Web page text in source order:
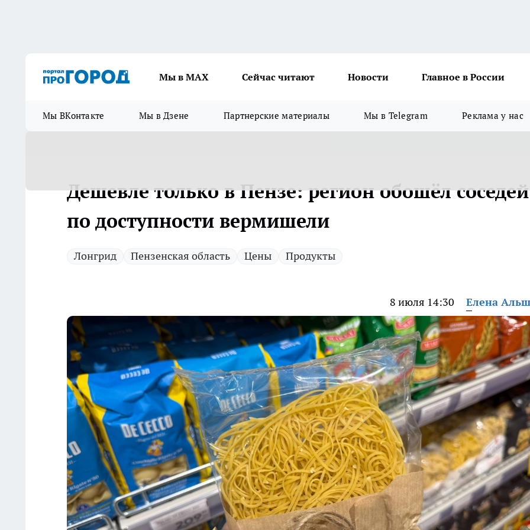
Мы в МАХ Сейчас читают Новости Главное в России
Мы ВКонтакте Мы в Дзене Партнерские материалы Мы в Telegram Реклама у нас
Дешевле только в Пензе: регион обошёл соседей
по доступности вермишели
Лонгрид Пензенская область Цены Продукты
8 июля 14:30 Елена